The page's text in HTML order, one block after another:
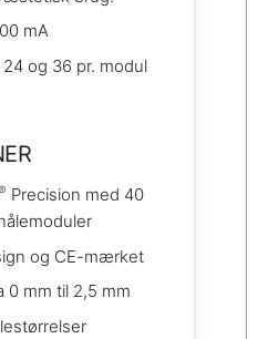
mA
24 og 36 pr. modul
Precision med 40
og CE-mærket
0 mm til 2,5 mm